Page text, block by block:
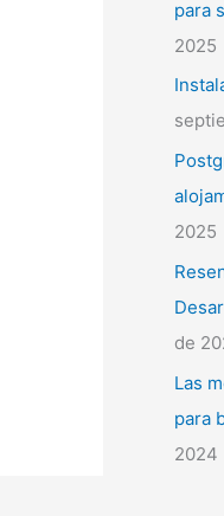
para
2025
2025
de
Las
para
2024